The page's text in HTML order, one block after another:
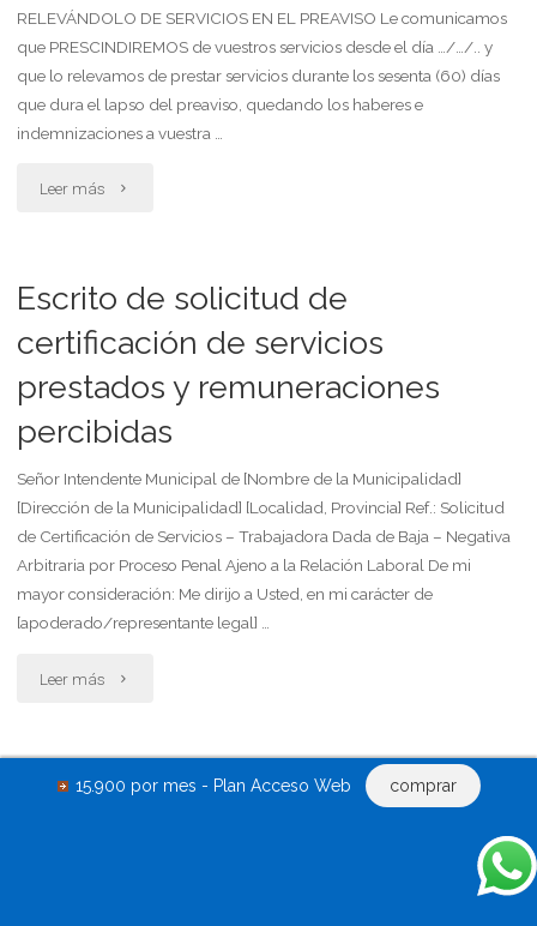
15.900 por mes - Plan Acceso Web comprar
servicios
prestados
integrada
RELEVÁNDOLO DE SERVICIOS EN EL PREAVISO Le comunicamos
que PRESCINDIREMOS de vuestros servicios desde el día …/…/.. y
que lo relevamos de prestar servicios durante los sesenta (60) días
que dura el lapso del preaviso, quedando los haberes e
indemnizaciones a vuestra …
Leer más "Empleador
empleado,
sin
justa
causa
relevándolo
de
el
Escrito de solicitud de
certificación de servicios
prestados y remuneraciones
percibidas
Señor Intendente Municipal de [Nombre de la Municipalidad]
[Dirección de la Municipalidad] [Localidad, Provincia] Ref.: Solicitud
de Certificación de Servicios – Trabajadora Dada de Baja – Negativa
Arbitraria por Proceso Penal Ajeno a la Relación Laboral De mi
mayor consideración: Me dirijo a Usted, en mi carácter de
[apoderado/representante legal] …
Leer más "Escrito
Locador niega rescisión a